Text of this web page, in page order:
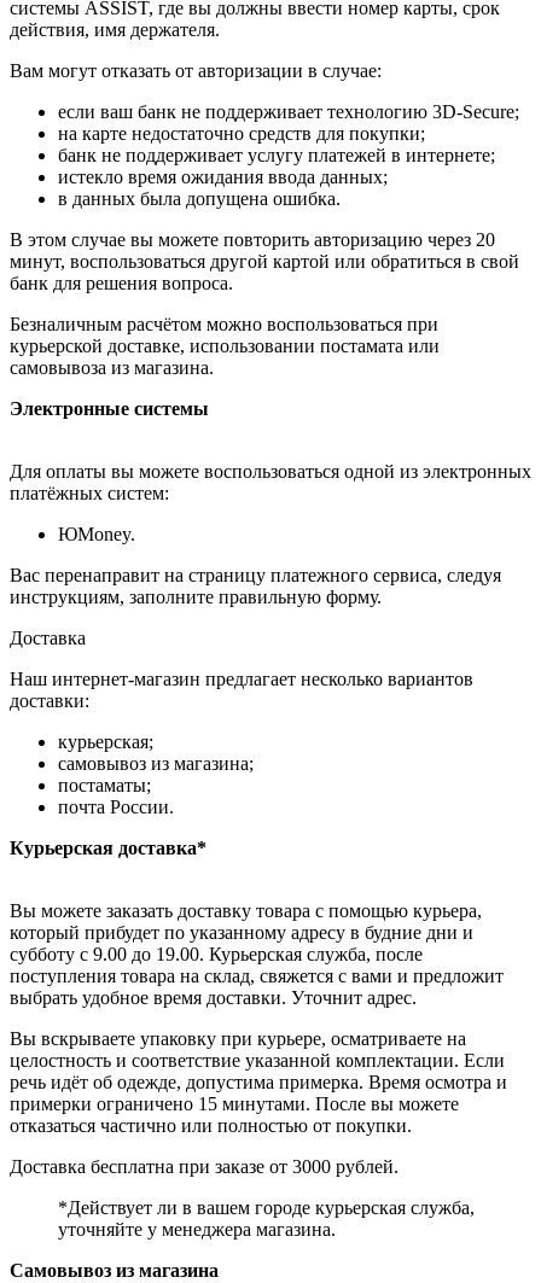
системы ASSIST, где вы должны ввести номер карты, срок
действия, имя держателя.
Вам могут отказать от авторизации в случае:
если ваш банк не поддерживает технологию 3D-Secure;
на карте недостаточно средств для покупки;
банк не поддерживает услугу платежей в интернете;
истекло время ожидания ввода данных;
в данных была допущена ошибка.
В этом случае вы можете повторить авторизацию через 20
минут, воспользоваться другой картой или обратиться в свой
банк для решения вопроса.
Безналичным расчётом можно воспользоваться при
курьерской доставке, использовании постамата или
самовывоза из магазина.
Электронные системы
Для оплаты вы можете воспользоваться одной из электронных
платёжных систем:
ЮMoney.
Вас перенаправит на страницу платежного сервиса, следуя
инструкциям, заполните правильную форму.
Доставка
Наш интернет-магазин предлагает несколько вариантов
доставки:
курьерская;
самовывоз из магазина;
постаматы;
почта России.
Курьерская доставка*
Вы можете заказать доставку товара с помощью курьера,
который прибудет по указанному адресу в будние дни и
субботу с 9.00 до 19.00. Курьерская служба, после
поступления товара на склад, свяжется с вами и предложит
выбрать удобное время доставки. Уточнит адрес.
Вы вскрываете упаковку при курьере, осматриваете на
целостность и соответствие указанной комплектации. Если
речь идёт об одежде, допустима примерка. Время осмотра и
примерки ограничено 15 минутами. После вы можете
отказаться частично или полностью от покупки.
Доставка бесплатна при заказе от 3000 рублей.
*Действует ли в вашем городе курьерская служба,
уточняйте у менеджера магазина.
Самовывоз из магазина